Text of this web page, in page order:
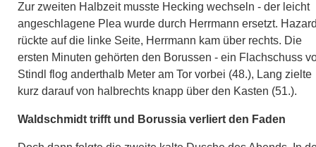
Zur zweiten Halbzeit musste Hecking wechseln - der leicht
angeschlagene Plea wurde durch Herrmann ersetzt.
rückte auf die linke Seite, Herrmann kam über rechts. Die
ersten Minuten gehörten den Borussen - ein Flachschuss
Stindl flog anderthalb Meter am Tor vorbei (48.), Lang zielte
kurz darauf von halbrechts knapp über den Kasten (51.).
Waldschmidt trifft und Borussia verliert den Faden